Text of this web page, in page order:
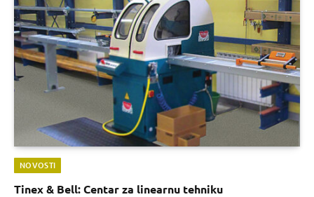
NOVOSTI
Tinex & Bell: Centar za linearnu tehniku